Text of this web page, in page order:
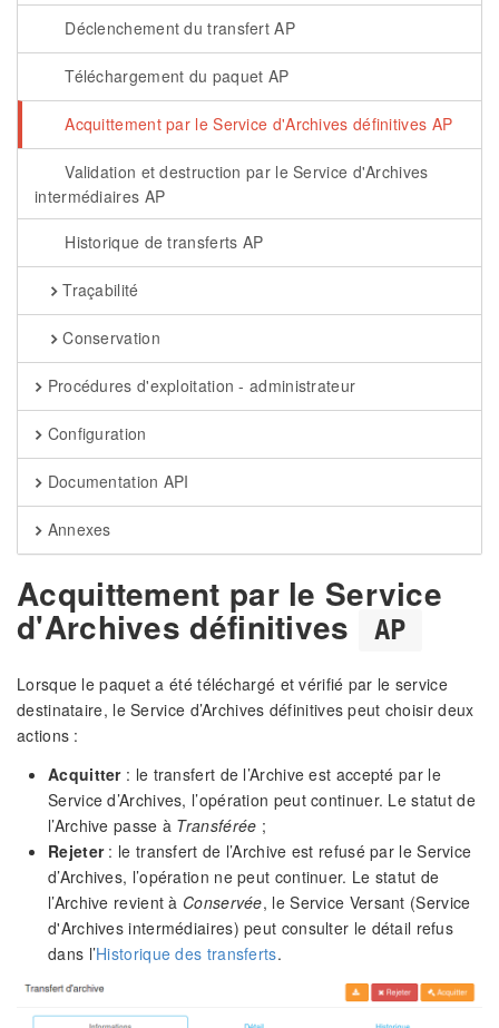
Déclenchement du transfert AP
Téléchargement du paquet AP
Acquittement par le Service d'Archives définitives AP
Validation et destruction par le Service d'Archives
intermédiaires AP
Historique de transferts AP
Traçabilité
Conservation
Procédures d'exploitation - administrateur
Configuration
Documentation API
Annexes
Acquittement par le Service
d'Archives définitives AP
Lorsque le paquet a été téléchargé et vérifié par le service
destinataire, le Service d’Archives définitives peut choisir deux
actions :
Acquitter: le transfert de l’Archive est accepté par le
Service d’Archives, l’opération peut continuer. Le statut de
l’Archive passe à Transférée ;
Rejeter: le transfert de l’Archive est refusé par le Service
d’Archives, l’opération ne peut continuer. Le statut de
l’Archive revient à Conservée, le Service Versant (Service
d'Archives intermédiaires) peut consulter le détail refus
dans l’Historique des transferts.